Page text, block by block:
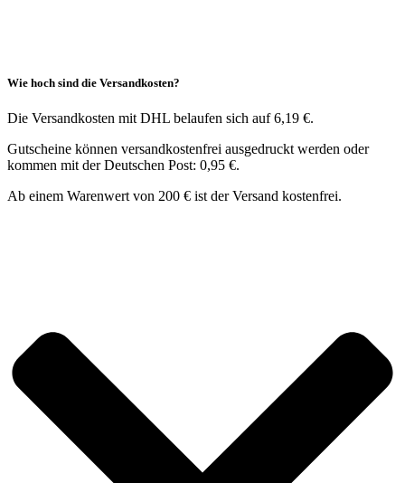
Wie hoch sind die Versandkosten?
Die Versandkosten mit DHL belaufen sich auf 6,19 €.
Gutscheine können versandkostenfrei ausgedruckt werden oder
kommen mit der Deutschen Post: 0,95 €.
Ab einem Warenwert von 200 € ist der Versand kostenfrei.